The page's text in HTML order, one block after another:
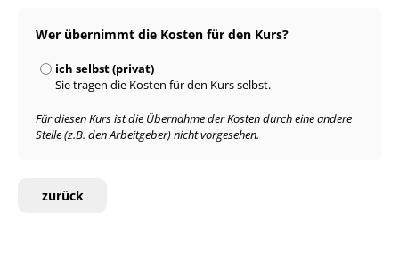
Wer übernimmt die Kosten für den Kurs?
ich selbst (privat)
Sie tragen die Kosten für den Kurs selbst.
Für diesen Kurs ist die Übernahme der Kosten durch eine andere
Stelle (z.B. den Arbeitgeber) nicht vorgesehen.
zurück